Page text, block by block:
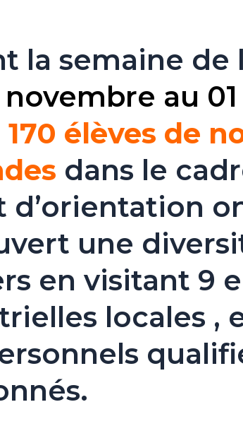
la semaine de
novembre au
170 élèves de
dans le
d’orientation
une
en visitant 9
locales ,